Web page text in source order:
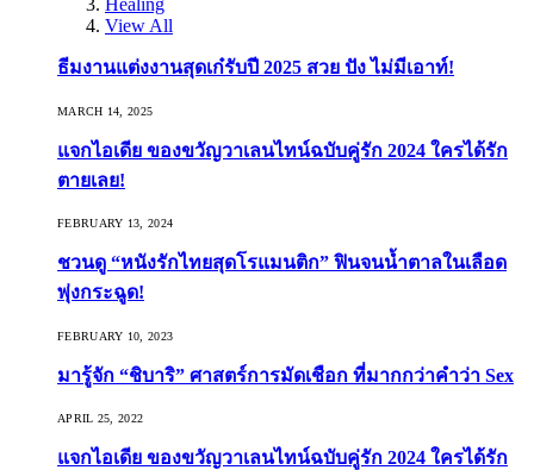
Healing
View All
ธีมงานแต่งงานสุดเก๋รับปี 2025 สวย ปัง ไม่มีเอาท์!
MARCH 14, 2025
แจกไอเดีย ของขวัญวาเลนไทน์ฉบับคู่รัก 2024 ใครได้รัก
ตายเลย!
FEBRUARY 13, 2024
ชวนดู “หนังรักไทยสุดโรแมนติก” ฟินจนน้ำตาลในเลือด
พุ่งกระฉูด!
FEBRUARY 10, 2023
มารู้จัก “ชิบาริ” ศาสตร์การมัดเชือก ที่มากกว่าคำว่า Sex
APRIL 25, 2022
แจกไอเดีย ของขวัญวาเลนไทน์ฉบับคู่รัก 2024 ใครได้รัก